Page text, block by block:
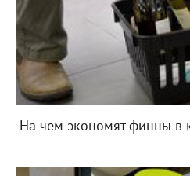
На чем экономят финны в